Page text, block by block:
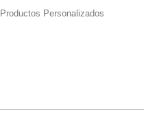
Productos Personalizados